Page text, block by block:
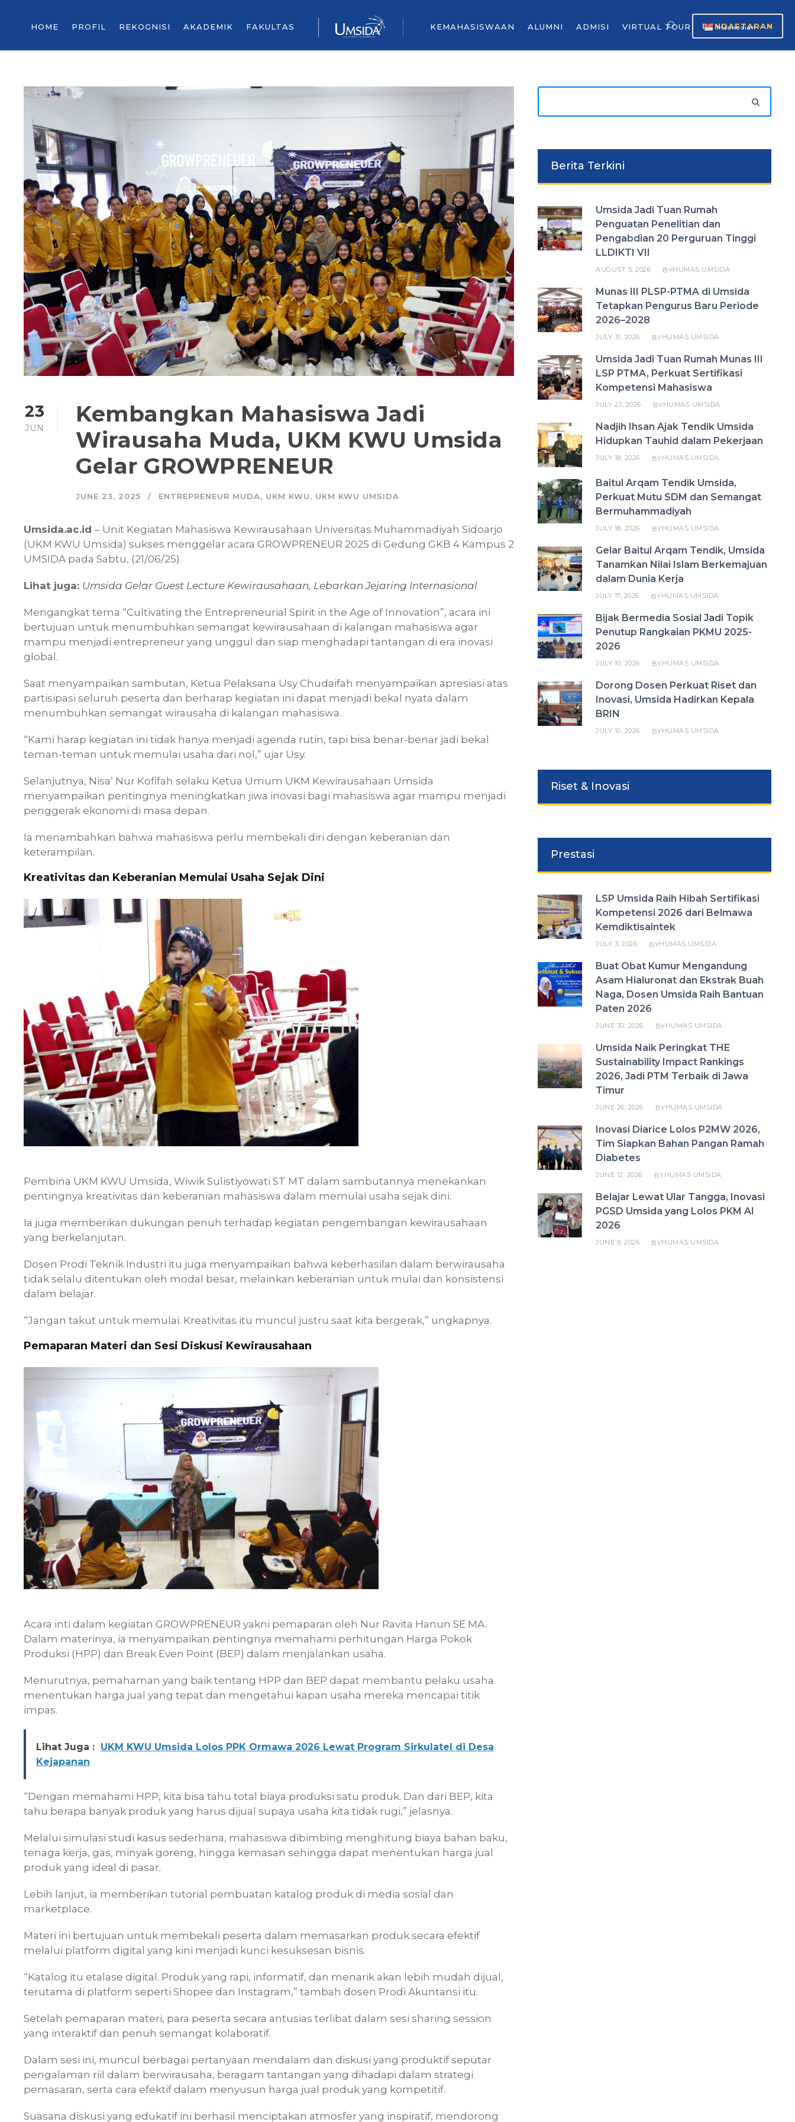
HOME PROFIL REKOGNISI AKADEMIK FAKULTAS KEMAHASISWAAN ALUMNI ADMISI VIRTUAL TOUR Indonesian ▼
PENDAFTARAN
23
JUN
Kembangkan Mahasiswa Jadi
Wirausaha Muda, UKM KWU Umsida
Gelar GROWPRENEUR
JUNE 23, 2025 ENTREPRENEUR MUDA, UKM KWU, UKM KWU UMSIDA
Umsida.ac.id – Unit Kegiatan Mahasiswa Kewirausahaan Universitas Muhammadiyah Sidoarjo
(UKM KWU Umsida) sukses menggelar acara GROWPRENEUR 2025 di Gedung GKB 4 Kampus 2
UMSIDA pada Sabtu, (21/06/25).
Lihat juga: Umsida Gelar Guest Lecture Kewirausahaan, Lebarkan Jejaring Internasional
Mengangkat tema “Cultivating the Entrepreneurial Spirit in the Age of Innovation”, acara ini
bertujuan untuk menumbuhkan semangat kewirausahaan di kalangan mahasiswa agar
mampu menjadi entrepreneur yang unggul dan siap menghadapi tantangan di era inovasi
global.
Saat menyampaikan sambutan, Ketua Pelaksana Usy Chudaifah menyampaikan apresiasi atas
partisipasi seluruh peserta dan berharap kegiatan ini dapat menjadi bekal nyata dalam
menumbuhkan semangat wirausaha di kalangan mahasiswa.
“Kami harap kegiatan ini tidak hanya menjadi agenda rutin, tapi bisa benar-benar jadi bekal
teman-teman untuk memulai usaha dari nol,” ujar Usy.
Selanjutnya, Nisa’ Nur Kofifah selaku Ketua Umum UKM Kewirausahaan Umsida
menyampaikan pentingnya meningkatkan jiwa inovasi bagi mahasiswa agar mampu menjadi
penggerak ekonomi di masa depan.
Ia menambahkan bahwa mahasiswa perlu membekali diri dengan keberanian dan
keterampilan.
Kreativitas dan Keberanian Memulai Usaha Sejak Dini
Pembina UKM KWU Umsida, Wiwik Sulistiyowati ST MT dalam sambutannya menekankan
pentingnya kreativitas dan keberanian mahasiswa dalam memulai usaha sejak dini.
Ia juga memberikan dukungan penuh terhadap kegiatan pengembangan kewirausahaan
yang berkelanjutan.
Dosen Prodi Teknik Industri itu juga menyampaikan bahwa keberhasilan dalam berwirausaha
tidak selalu ditentukan oleh modal besar, melainkan keberanian untuk mulai dan konsistensi
dalam belajar.
“Jangan takut untuk memulai. Kreativitas itu muncul justru saat kita bergerak,” ungkapnya.
Pemaparan Materi dan Sesi Diskusi Kewirausahaan
Acara inti dalam kegiatan GROWPRENEUR yakni pemaparan oleh Nur Ravita Hanun SE MA.
Dalam materinya, ia menyampaikan pentingnya memahami perhitungan Harga Pokok
Produksi (HPP) dan Break Even Point (BEP) dalam menjalankan usaha.
Menurutnya, pemahaman yang baik tentang HPP dan BEP dapat membantu pelaku usaha
menentukan harga jual yang tepat dan mengetahui kapan usaha mereka mencapai titik
impas.
Lihat Juga : UKM KWU Umsida Lolos PPK Ormawa 2026 Lewat Program Sirkulatel di Desa
Kejapanan
“Dengan memahami HPP, kita bisa tahu total biaya produksi satu produk. Dan dari BEP, kita
tahu berapa banyak produk yang harus dijual supaya usaha kita tidak rugi,” jelasnya.
Melalui simulasi studi kasus sederhana, mahasiswa dibimbing menghitung biaya bahan baku,
tenaga kerja, gas, minyak goreng, hingga kemasan sehingga dapat menentukan harga jual
produk yang ideal di pasar.
Lebih lanjut, ia memberikan tutorial pembuatan katalog produk di media sosial dan
marketplace.
Materi ini bertujuan untuk membekali peserta dalam memasarkan produk secara efektif
melalui platform digital yang kini menjadi kunci kesuksesan bisnis.
“Katalog itu etalase digital. Produk yang rapi, informatif, dan menarik akan lebih mudah dijual,
terutama di platform seperti Shopee dan Instagram,” tambah dosen Prodi Akuntansi itu.
Setelah pemaparan materi, para peserta secara antusias terlibat dalam sesi sharing session
yang interaktif dan penuh semangat kolaboratif.
Dalam sesi ini, muncul berbagai pertanyaan mendalam dan diskusi yang produktif seputar
pengalaman riil dalam berwirausaha, beragam tantangan yang dihadapi dalam strategi
pemasaran, serta cara efektif dalam menyusun harga jual produk yang kompetitif.
Suasana diskusi yang edukatif ini berhasil menciptakan atmosfer yang inspiratif, mendorong
Berita Terkini
Umsida Jadi Tuan Rumah
Penguatan Penelitian dan
Pengabdian 20 Perguruan Tinggi
LLDIKTI VII
AUGUST 5, 2026 BYHUMAS UMSIDA
Munas III PLSP-PTMA di Umsida
Tetapkan Pengurus Baru Periode
2026–2028
JULY 31, 2026 BYHUMAS UMSIDA
Umsida Jadi Tuan Rumah Munas III
LSP PTMA, Perkuat Sertifikasi
Kompetensi Mahasiswa
JULY 23, 2026 BYHUMAS UMSIDA
Nadjih Ihsan Ajak Tendik Umsida
Hidupkan Tauhid dalam Pekerjaan
JULY 18, 2026 BYHUMAS UMSIDA
Baitul Arqam Tendik Umsida,
Perkuat Mutu SDM dan Semangat
Bermuhammadiyah
JULY 18, 2026 BYHUMAS UMSIDA
Gelar Baitul Arqam Tendik, Umsida
Tanamkan Nilai Islam Berkemajuan
dalam Dunia Kerja
JULY 17, 2026 BYHUMAS UMSIDA
Bijak Bermedia Sosial Jadi Topik
Penutup Rangkaian PKMU 2025-
2026
JULY 10, 2026 BYHUMAS UMSIDA
Dorong Dosen Perkuat Riset dan
Inovasi, Umsida Hadirkan Kepala
BRIN
JULY 10, 2026 BYHUMAS UMSIDA
Riset & Inovasi
Prestasi
LSP Umsida Raih Hibah Sertifikasi
Kompetensi 2026 dari Belmawa
Kemdiktisaintek
JULY 3, 2026 BYHUMAS UMSIDA
Buat Obat Kumur Mengandung
Asam Hialuronat dan Ekstrak Buah
Naga, Dosen Umsida Raih Bantuan
Paten 2026
JUNE 30, 2026 BYHUMAS UMSIDA
Umsida Naik Peringkat THE
Sustainability Impact Rankings
2026, Jadi PTM Terbaik di Jawa
Timur
JUNE 26, 2026 BYHUMAS UMSIDA
Inovasi Diarice Lolos P2MW 2026,
Tim Siapkan Bahan Pangan Ramah
Diabetes
JUNE 12, 2026 BYHUMAS UMSIDA
Belajar Lewat Ular Tangga, Inovasi
PGSD Umsida yang Lolos PKM AI
2026
JUNE 9, 2026 BYHUMAS UMSIDA